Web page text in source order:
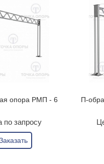
опора РМП - 6
по запросу
П-